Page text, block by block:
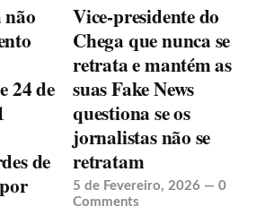
24 de
de
Vice-presidente do
Chega que nunca se
retrata e mantém as
suas Fake News
questiona se os
jornalistas não se
retratam
5 de Fevereiro, 2026 —0
Comments